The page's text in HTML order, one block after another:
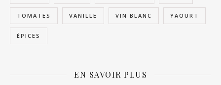
TOMATES VANILLE VIN BLANC YAOURT
ÉPICES
EN SAVOIR PLUS